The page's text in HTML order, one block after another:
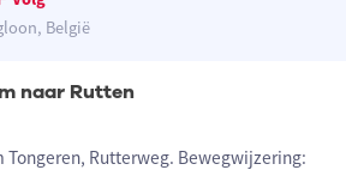
België
naar Rutten
Rutterweg. Bewegwijzering: